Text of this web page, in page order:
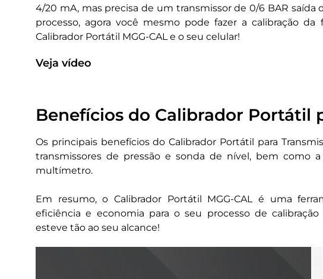
4/20 mA, mas precisa de um transmissor de 0/6 BAR saída
processo, agora você mesmo pode fazer a calibração
Calibrador Portátil MGG-CAL e o seu celular!
Veja vídeo
Benefícios do Calibrador Portátil
Os principais benefícios do Calibrador Portátil para
transmissores de pressão e sonda de nível, bem como
multímetro.
Em resumo, o Calibrador Portátil MGG-CAL é uma
eficiência e economia para o seu processo de
esteve tão ao seu alcance!